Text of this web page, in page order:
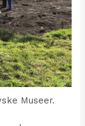
Museer.